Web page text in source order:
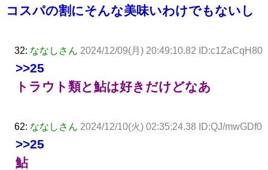
コスパの割にそんな美味いわけでもないし
32: ななしさん 2024/12/09(月) 20:49:10.82 ID:c1ZaCqH80
>>25
トラウト類と鮎は好きだけどなあ
62: ななしさん 2024/12/10(火) 02:35:24.38 ID:QJ/mwGDf0
>>25
鮎